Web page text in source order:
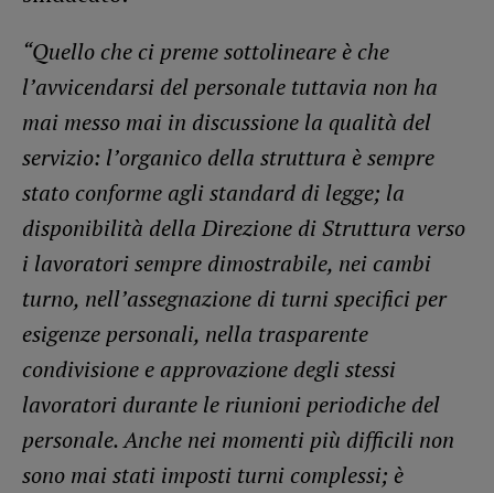
“Quello che ci preme sottolineare è che
l’avvicendarsi del personale tuttavia non ha
mai messo mai in discussione la qualità del
servizio: l’organico della struttura è sempre
stato conforme agli standard di legge; la
disponibilità della Direzione di Struttura verso
i lavoratori sempre dimostrabile, nei cambi
turno, nell’assegnazione di turni specifici per
esigenze personali, nella trasparente
condivisione e approvazione degli stessi
lavoratori durante le riunioni periodiche del
personale. Anche nei momenti più difficili non
sono mai stati imposti turni complessi; è